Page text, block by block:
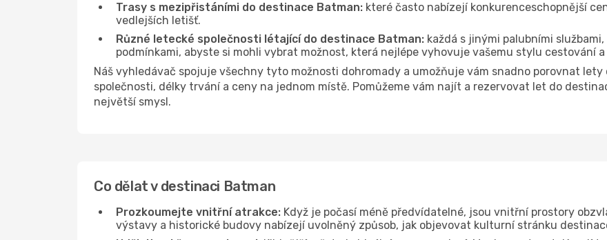
Trasy s mezipřistáními do destinace Batman: které často nabízejí konkurenceschopnější
vedlejších letišť.
Různé letecké společnosti létající do destinace Batman: každá s jinými palubními
podmínkami, abyste si mohli vybrat možnost, která nejlépe vyhovuje vašemu stylu cestování
Náš vyhledávač spojuje všechny tyto možnosti dohromady a umožňuje vám snadno porovnat
společnosti, délky trvání a ceny na jednom místě. Pomůžeme vám najít a rezervovat let do
největší smysl.
Co dělat v destinaci Batman
Prozkoumejte vnitřní atrakce: Když je počasí méně předvídatelné, jsou vnitřní prostory
výstavy a historické budovy nabízejí uvolněný způsob, jak objevovat kulturní stránku